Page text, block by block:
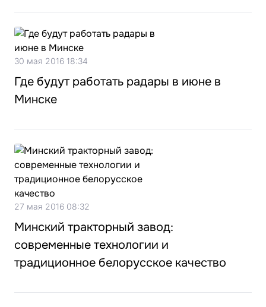
30 мая 2016 18:34
Где будут работать радары в июне в
Минске
27 мая 2016 08:32
Минский тракторный завод:
современные технологии и
традиционное белорусское качество